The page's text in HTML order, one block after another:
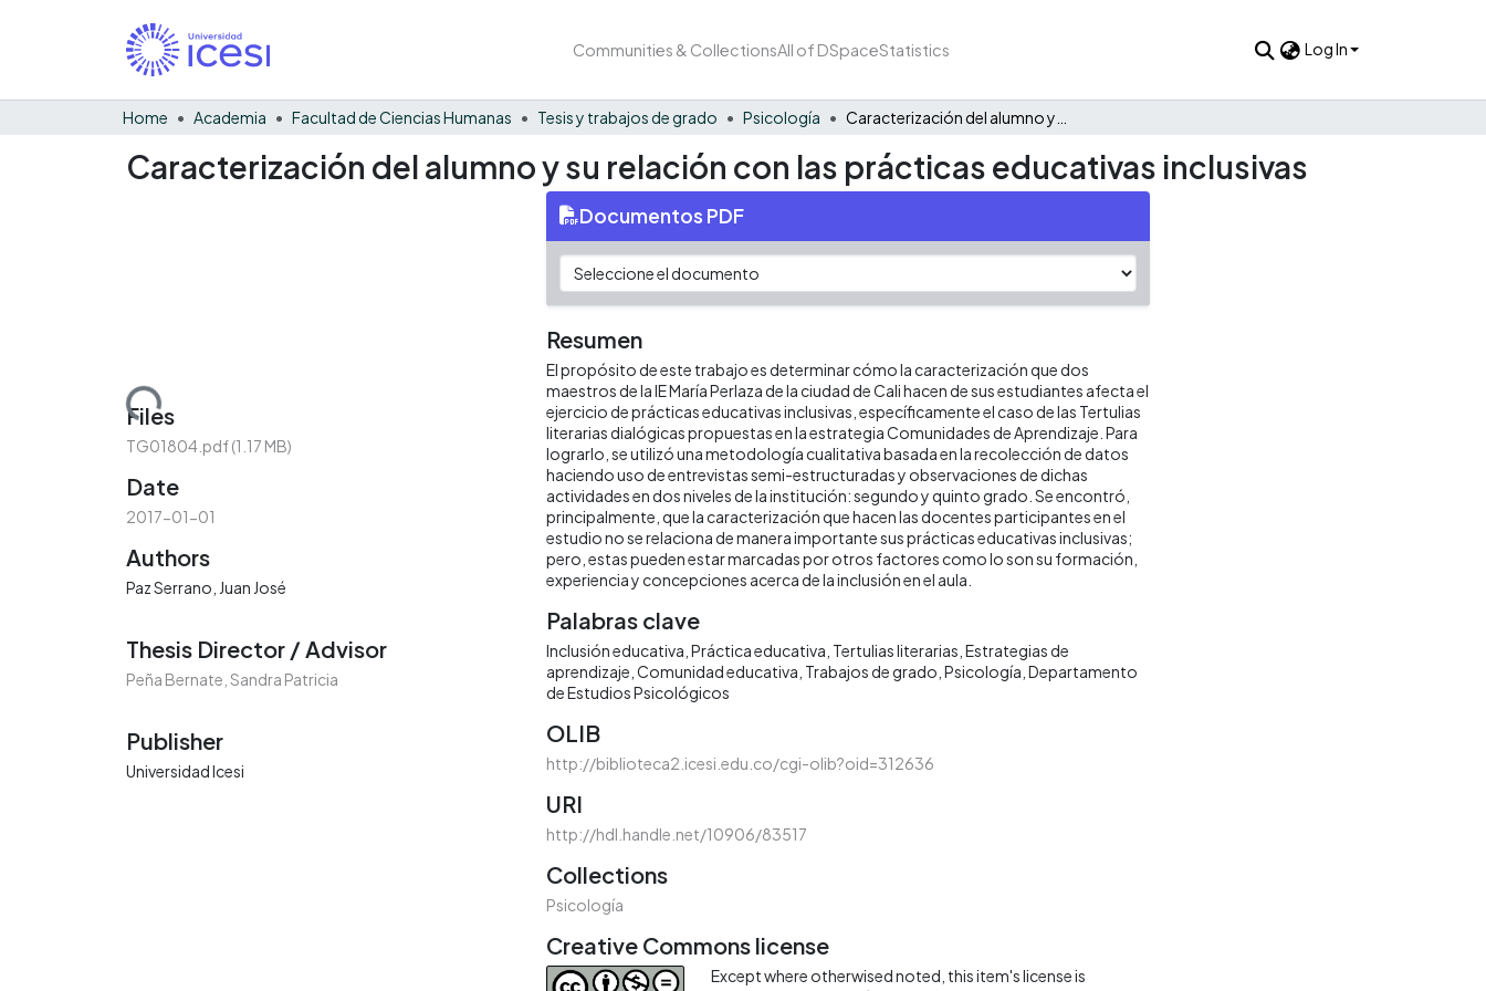
Communities & CollectionsAll of DSpaceStatistics Log In
Home Academia Facultad de Ciencias Humanas Tesis y trabajos de grado Psicología
Caracterización del alumno y su relación con las prácticas educativas inclusivas
Loading...
Files
TG01804.pdf(1.17 MB)
Date
2017-01-01
Authors
Paz Serrano, Juan José
Thesis Director / Advisor
Peña Bernate, Sandra Patricia
Publisher
Universidad Icesi
Documentos PDF
Resumen
El propósito de este trabajo es determinar cómo la caracterización que dos
maestros de la IE María Perlaza de la ciudad de Cali hacen de sus estudiantes afecta el
ejercicio de prácticas educativas inclusivas, específicamente el caso de las Tertulias
literarias dialógicas propuestas en la estrategia Comunidades de Aprendizaje. Para
lograrlo, se utilizó una metodología cualitativa basada en la recolección de datos
haciendo uso de entrevistas semi-estructuradas y observaciones de dichas
actividades en dos niveles de la institución: segundo y quinto grado. Se encontró,
principalmente, que la caracterización que hacen las docentes participantes en el
estudio no se relaciona de manera importante sus prácticas educativas inclusivas;
pero, estas pueden estar marcadas por otros factores como lo son su formación,
experiencia y concepciones acerca de la inclusión en el aula.
Palabras clave
Inclusión educativa Práctica educativa Tertulias literarias Estrategias de
aprendizaje Comunidad educativa Trabajos de grado Psicología Departamento
de Estudios Psicológicos
OLIB
http://biblioteca2.icesi.edu.co/cgi-olib?oid=312636
URI
http://hdl.handle.net/10906/83517
Collections
Psicología
Creative Commons license
Except where otherwised noted, this item's license is